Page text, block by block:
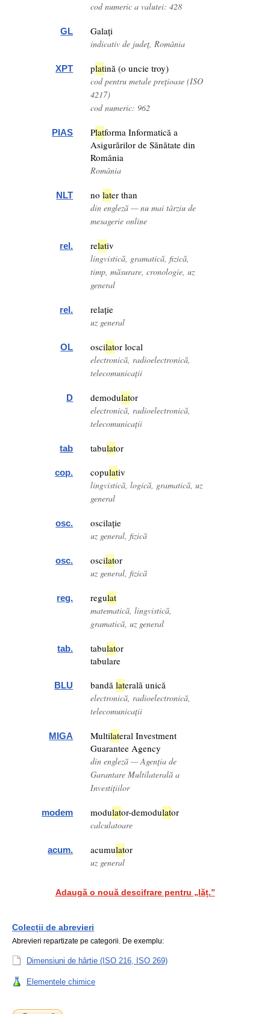
cod numeric a valutei: 428
GL Galați
indicativ de județ, România
XPT platină (o uncie troy)
cod pentru metale prețioase (ISO
4217)
cod numeric: 962
PIAS Platforma Informatică a
Asigurărilor de Sănătate din
România
România
NLT nolater than
din engleză — nu mai târziu de
mesagerie online
rel. relativ
lingvistică, gramatică, fizică,
timp, măsurare, cronologie, uz
general
rel. relație
uz general
OL oscilator local
electronică, radioelectronică,
telecomunicații
D demodulator
electronică, radioelectronică,
telecomunicații
tab tabulator
cop. copulativ
lingvistică, logică, gramatică, uz
general
osc. oscilație
uz general, fizică
osc. oscilator
uz general, fizică
reg. regulat
matematică, lingvistică,
gramatică, uz general
tab. tabulator
tabulare
BLU bandălateralã unică
electronică, radioelectronică,
telecomunicații
MIGA Multilateral Investment
Guarantee Agency
din engleză — Agenția de
Garantare Multilaterală a
Investițiilor
modem modulator-demodulator
calculatoare
acum. acumulator
uz general
Adaugă o nouă descifrare pentru „lăț.”
Colecții de abrevieri
Abrevieri repartizate pe categorii. De exemplu:
Dimensiuni de hârtie (ISO 216, ISO 269)
Elementele chimice